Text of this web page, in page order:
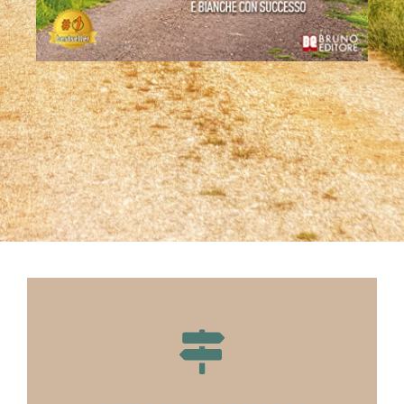
SCOPRI DI PIU'